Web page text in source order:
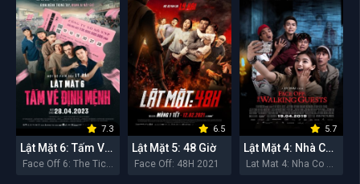
7.3
Lật Mặt 6: Tấm Vé Định Mệnh
Face Off 6: The Ticket of Destiny 2023
6.5
Lật Mặt 5: 48 Giờ
Face Off: 48H 2021
5.7
Lật Mặt 4: Nhà Có Khách
Lat Mat 4: Nha Co Khach 2019